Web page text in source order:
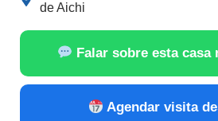
de Aichi
Falar sobre esta casa
Agendar visita